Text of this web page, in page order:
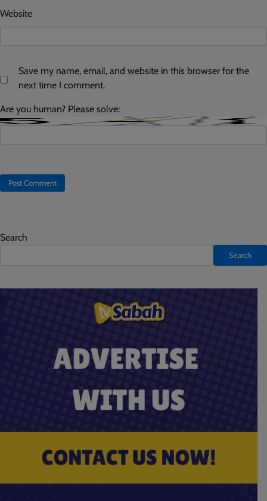
Website
Save my name, email, and website in this browser for the
next time I comment.
Are you human? Please solve:
Search
Search